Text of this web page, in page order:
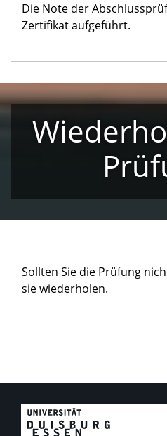
Die Note der
Zertifikat aufgeführt.
Sollten Sie die Prüfung
sie wiederholen.